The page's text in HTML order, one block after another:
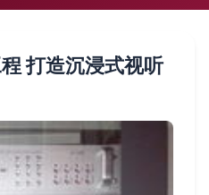
打造沉浸式视听